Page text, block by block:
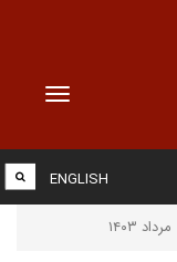
Toggle
ENGLISH
مرداد ۱۴۰۳